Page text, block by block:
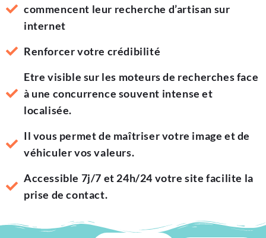
commencent leur recherche d’artisan sur
internet
Renforcer votre crédibilité
Etre visible sur les moteurs de recherches face
à une concurrence souvent intense et
localisée.
Il vous permet de maîtriser votre image et de
véhiculer vos valeurs.
Accessible 7j/7 et 24h/24 votre site facilite la
prise de contact.